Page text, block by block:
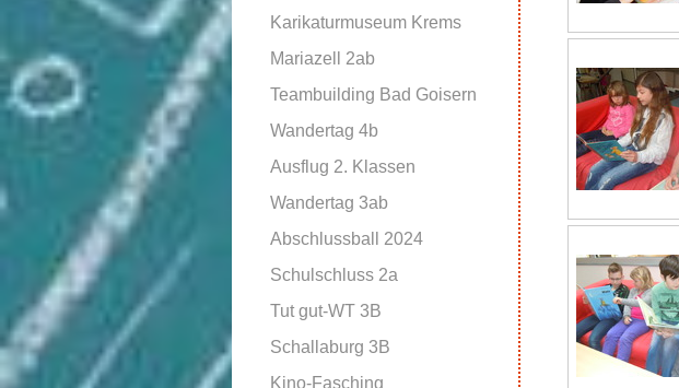
Karikaturmuseum Krems
Mariazell 2ab
Teambuilding Bad Goisern
Wandertag 4b
Ausflug 2. Klassen
Wandertag 3ab
Abschlussball 2024
Schulschluss 2a
Tut gut-WT 3B
Schallaburg 3B
Kino-Fasching